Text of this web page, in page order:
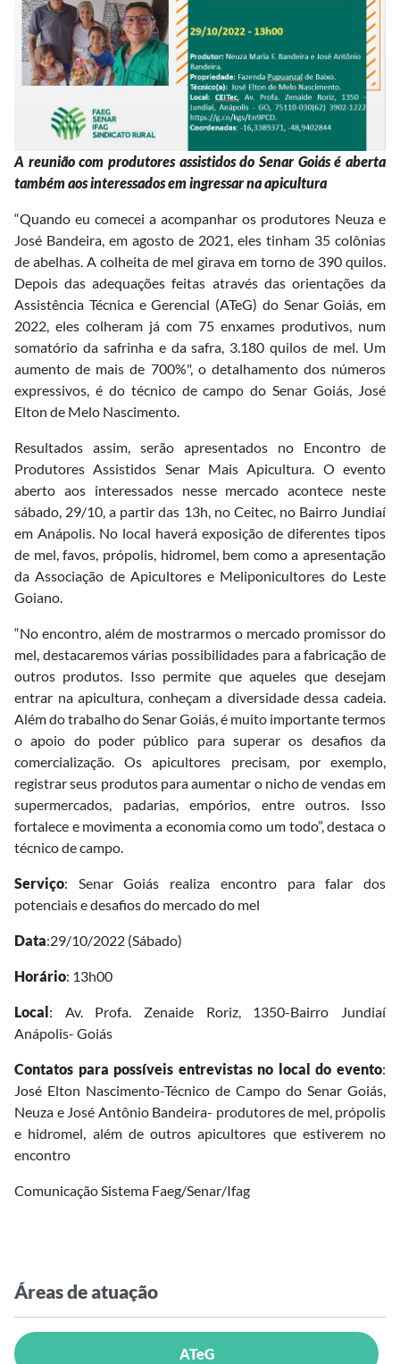
A reunião com produtores assistidos do Senar Goiás é aberta
também aos interessados em ingressar na apicultura
“Quando eu comecei a acompanhar os produtores Neuza e
José Bandeira, em agosto de 2021, eles tinham 35 colônias
de abelhas. A colheita de mel girava em torno de 390 quilos.
Depois das adequações feitas através das orientações da
Assistência Técnica e Gerencial (ATeG) do Senar Goiás, em
2022, eles colheram já com 75 enxames produtivos, num
somatório da safrinha e da safra, 3.180 quilos de mel. Um
aumento de mais de 700%", o detalhamento dos números
expressivos, é do técnico de campo do Senar Goiás, José
Elton de Melo Nascimento.
Resultados assim, serão apresentados no Encontro de
Produtores Assistidos Senar Mais Apicultura. O evento
aberto aos interessados nesse mercado acontece neste
sábado, 29/10, a partir das 13h, no Ceitec, no Bairro Jundiaí
em Anápolis. No local haverá exposição de diferentes tipos
de mel, favos, própolis, hidromel, bem como a apresentação
da Associação de Apicultores e Meliponicultores do Leste
Goiano.
“No encontro, além de mostrarmos o mercado promissor do
mel, destacaremos várias possibilidades para a fabricação de
outros produtos. Isso permite que aqueles que desejam
entrar na apicultura, conheçam a diversidade dessa cadeia.
Além do trabalho do Senar Goiás, é muito importante termos
o apoio do poder público para superar os desafios da
comercialização. Os apicultores precisam, por exemplo,
registrar seus produtos para aumentar o nicho de vendas em
supermercados, padarias, empórios, entre outros. Isso
fortalece e movimenta a economia como um todo”, destaca o
técnico de campo.
Serviço: Senar Goiás realiza encontro para falar dos
potenciais e desafios do mercado do mel
Data:29/10/2022 (Sábado)
Horário: 13h00
Local : Av. Profa. Zenaide Roriz, 1350-Bairro Jundiaí
Anápolis- Goiás
Contatos para possíveis entrevistas no local do evento:
José Elton Nascimento-Técnico de Campo do Senar Goiás,
Neuza e José Antônio Bandeira- produtores de mel, própolis
e hidromel, além de outros apicultores que estiverem no
encontro
Comunicação Sistema Faeg/Senar/Ifag
Áreas de atuação
ATeG